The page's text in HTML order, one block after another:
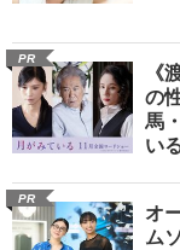
PR
《
の
馬
い
PR
オ
ム